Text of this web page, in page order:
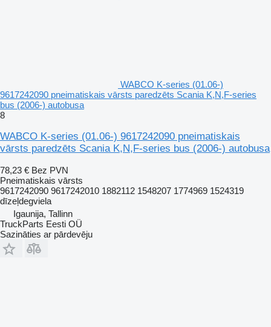
WABCO K-series (01.06-)
9617242090 pneimatiskais vārsts paredzēts Scania K,N,F-series
bus (2006-) autobusa
8
WABCO K-series (01.06-) 9617242090 pneimatiskais
vārsts paredzēts Scania K,N,F-series bus (2006-) autobusa
78,23 € Bez PVN
Pneimatiskais vārsts
9617242090 9617242010 1882112 1548207 1774969 1524319
dīzeļdegviela
Igaunija, Tallinn
TruckParts Eesti OÜ
Sazināties ar pārdevēju